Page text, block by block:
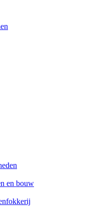
en bouw